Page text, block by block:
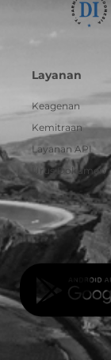
Layanan
Keagenan
Kemitraan
Layanan API
Urus Dokumen